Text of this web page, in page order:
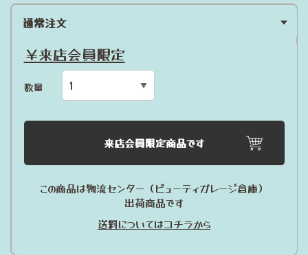
通常注文
￥来店会員限定
数量
来店会員限定商品です
この商品は物流センター（ビューティガレージ倉庫）
出荷商品です
送料についてはコチラから